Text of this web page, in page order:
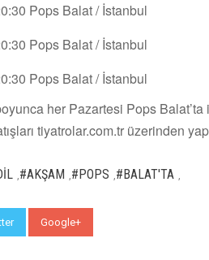
Pops Balat / İstanbul
Pops Balat / İstanbul
Pops Balat / İstanbul
her Pazartesi Pops Balat’ta
tiyatrolar.com.tr üzerinden
#AKŞAM #POPS #BALAT'TA
Google+